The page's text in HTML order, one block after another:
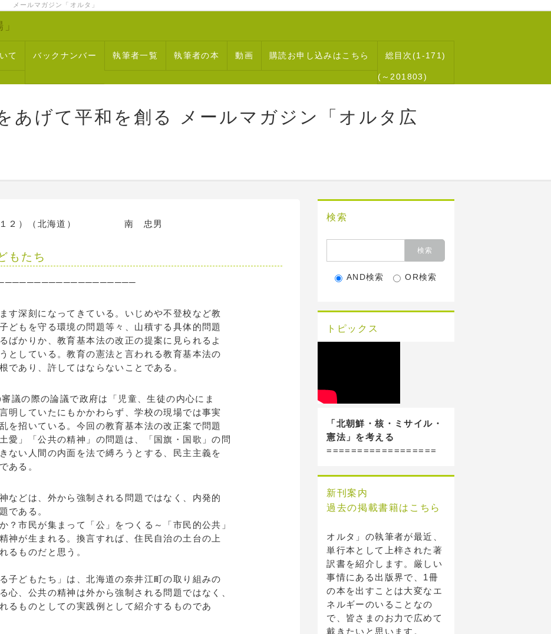
ルマガジン「オルタ」
て バックナンバー 執筆者一覧 執筆者の本 動画 購読お申し込みはこちら 総目次(1-171)
(～201803)
あげて平和を創る メールマガジン「オルタ広
（１２）（北海道） 南 忠男
もたち
す深刻になってきている。いじめや不登校など教
どもを守る環境の問題等々、山積する具体的問題
ばかりか、教育基本法の改正の提案に見られるよ
としている。教育の憲法と言われる教育基本法の
であり、許してはならないことである。
議の際の論議で政府は「児童、生徒の内心にま
明していたにもかかわらず、学校の現場では事実
を招いている。今回の教育基本法の改正案で問題
愛」「公共の精神」の問題は、「国旗・国歌」の問
ない人間の内面を法で縛ろうとする、民主主義を
ある。
などは、外から強制される問題ではなく、内発的
である。
市民が集まって「公」をつくる～「市民的公共」
神が生まれる。換言すれば、住民自治の土台の上
るものだと思う。
子どもたち」は、北海道の奈井江町の取り組みの
心、公共の精神は外から強制される問題ではなく、
るものとしての実践例として紹介するものであ
検索
AND検索 OR検索
トピックス
「北朝鮮・核・ミサイル・
憲法」を考える
==================
新刊案内
過去の掲載書籍はこちら
オルタ」の執筆者が最近、
単行本として上梓された著
訳書を紹介します。厳しい
事情にある出版界で、1冊
の本を出すことは大変なエ
ネルギーのいることなの
で、皆さまのお力で広めて
戴きたいと思います。